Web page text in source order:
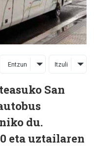
Entzun Itzuli
San
du.
eta uztailaren